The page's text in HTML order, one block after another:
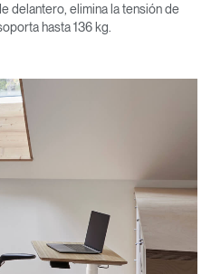
delantero, elimina la tensión de
hasta 136 kg.